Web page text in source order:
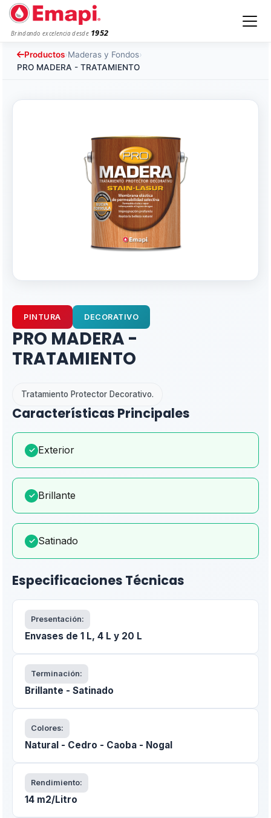
Brindando excelencia desde 1952
Productos›Maderas y Fondos›
PRO MADERA - TRATAMIENTO
PINTURA DECORATIVO
PRO MADERA -
TRATAMIENTO
Tratamiento Protector Decorativo.
Características Principales
✓ Exterior
✓ Brillante
✓ Satinado
Especificaciones Técnicas
Presentación:
Envases de 1 L, 4 L y 20 L
Terminación:
Brillante - Satinado
Colores:
Natural - Cedro - Caoba - Nogal
Rendimiento:
14 m2/Litro